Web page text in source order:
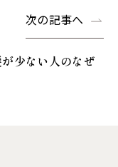
次の記事へ
少ない人のなぜ